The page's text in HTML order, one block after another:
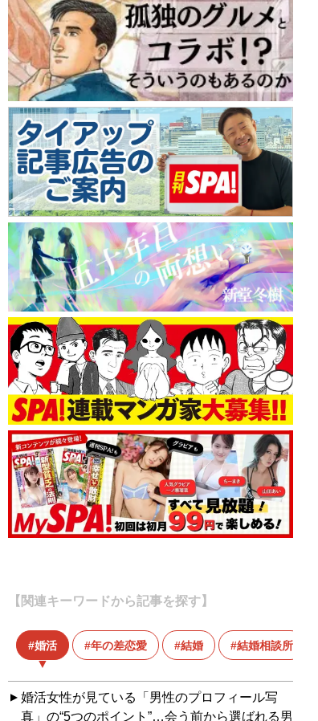
【関連キーワードから記事を探す】
婚活 年の差恋愛 結婚 結婚相談所
婚活女性が見ている「男性のプロフィール写
真」の“5つのポイント”…会う前から選ばれる男